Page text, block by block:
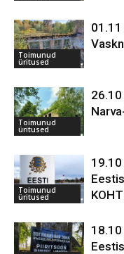
Toimunud
üritused
Toimunud
üritused
Toimunud
üritused